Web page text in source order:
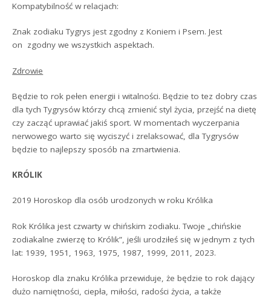
Kompatybilność w relacjach:
Znak zodiaku Tygrys jest zgodny z Koniem i Psem. Jest
on zgodny we wszystkich aspektach.
Zdrowie
Będzie to rok pełen energii i witalności. Będzie to tez dobry czas
dla tych Tygrysów którzy chcą zmienić styl życia, przejść na dietę
czy zacząć uprawiać jakiś sport. W momentach wyczerpania
nerwowego warto się wyciszyć i zrelaksować, dla Tygrysów
będzie to najlepszy sposób na zmartwienia.
KRÓLIK
2019 Horoskop dla osób urodzonych w roku Królika
Rok Królika jest czwarty w chińskim zodiaku. Twoje „chińskie
zodiakalne zwierzę to Królik”, jeśli urodziłeś się w jednym z tych
lat: 1939, 1951, 1963, 1975, 1987, 1999, 2011, 2023.
Horoskop dla znaku Królika przewiduje, że będzie to rok dający
dużo namiętności, ciepła, miłości, radości życia, a także